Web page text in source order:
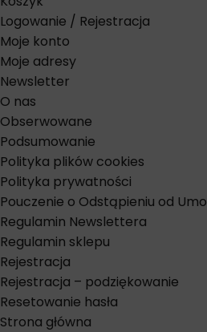
Logowanie / Rejestracja
Moje konto
Moje adresy
Newsletter
O nas
Obserwowane
Podsumowanie
Polityka plików cookies
Polityka prywatności
Pouczenie o Odstąpieniu od
Regulamin Newslettera
Regulamin sklepu
Rejestracja
Rejestracja – podziękowanie
Resetowanie hasła
Strona główna